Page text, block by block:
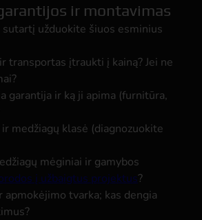
ir montavimas
sutartį užduokite šiuos esminius
transportas įtraukti į kainą? Jei ne
garantija ir ką ji apima (furnitūra,
medžiagų klasė (diagnozuokite
mėginiai ir gamybos
į užbaigtus projektus?
apmokėjimo tvarka; kas dengia